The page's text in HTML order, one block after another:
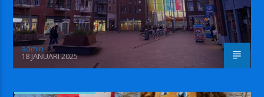
admin
18 JANUARI 2025